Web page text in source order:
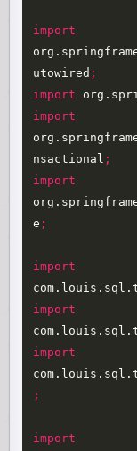
import
utowired ;
import
import
nsactional ;
import
e ;
import
import
import
;
import